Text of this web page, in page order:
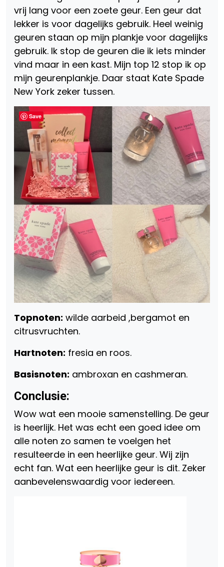
vrij lang voor een zoete geur. Een geur dat
lekker is voor dagelijks gebruik. Heel weinig
geuren staan op mijn plankje voor dagelijks
gebruik. Ik stop de geuren die ik iets minder
vind maar in een kast. Mijn top 12 stop ik op
mijn geurenplankje. Daar staat Kate Spade
New York zeker tussen.
Topnoten: wilde aarbeid ,bergamot en
citrusvruchten.
Hartnoten: fresia en roos.
Basisnoten: ambroxan en cashmeran.
Conclusie:
Wow wat een mooie samenstelling. De geur
is heerlijk. Het was echt een goed idee om
alle noten zo samen te voelgen het
resulteerde in een heerlijke geur. Wij zijn
echt fan. Wat een heerlijke geur is dit. Zeker
aanbevelenswaardig voor iedereen.
Save